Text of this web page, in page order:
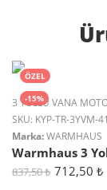
ÖZEL
-15%
3 YOLLU VANA
SKU: KYP-TR-3YVM-
Marka: WARMHAUS
837,50₺ 712,50 ₺